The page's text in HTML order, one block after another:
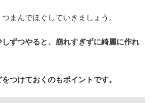
まんでほぐしていきましょう。
ずつやると、崩れすぎずに綺麗に作れ
つけておくのもポイントです。